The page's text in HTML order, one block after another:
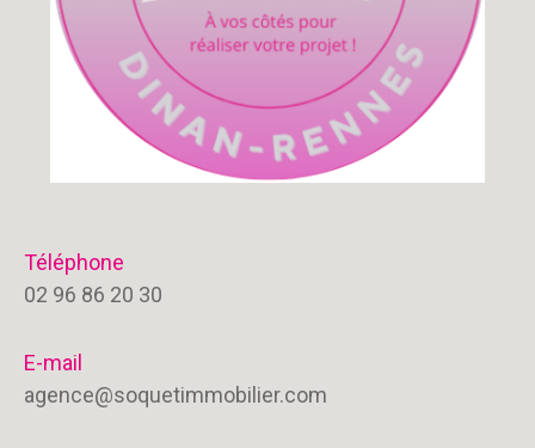
Téléphone
02 96 86 20 30
E-mail
agence@soquetimmobilier.com